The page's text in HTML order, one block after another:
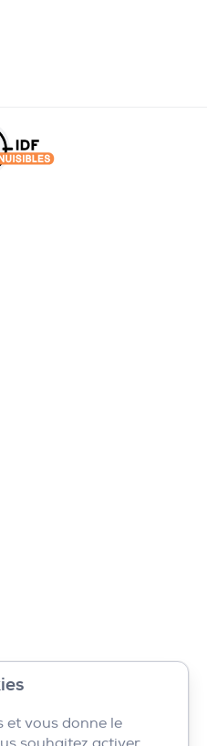
et vous donne le